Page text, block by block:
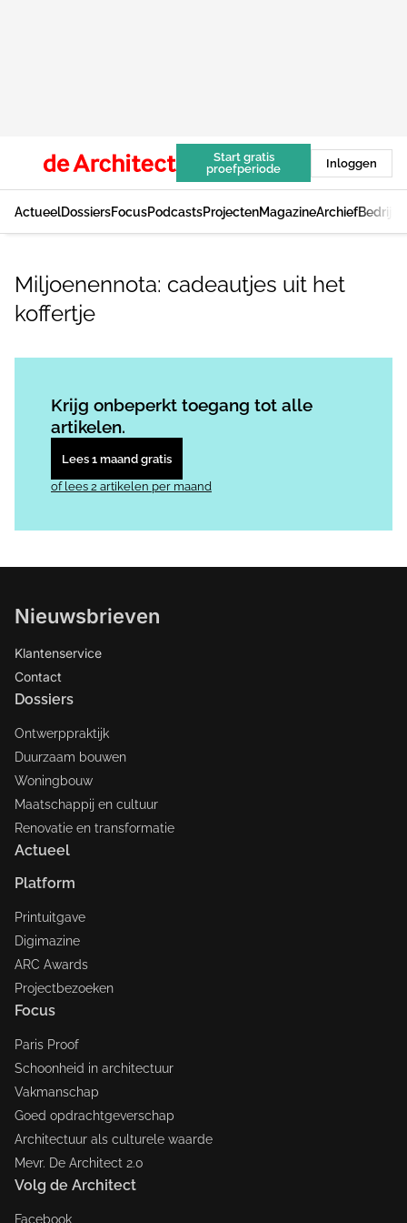
Start gratis
proefperiode
Inloggen
ActueelDossiersFocusPodcastsProjectenMagazineArchief
Miljoenennota: cadeautjes uit het
koffertje
Krijg onbeperkt toegang tot alle
artikelen.
Lees 1 maand gratis
of lees 2 artikelen per maand
Nieuwsbrieven
Klantenservice
Contact
Dossiers
Ontwerppraktijk
Duurzaam bouwen
Woningbouw
Maatschappij en cultuur
Renovatie en transformatie
Actueel
Platform
Printuitgave
Digimazine
ARC Awards
Projectbezoeken
Focus
Paris Proof
Schoonheid in architectuur
Vakmanschap
Goed opdrachtgeverschap
Architectuur als culturele waarde
Mevr. De Architect 2.0
Volg de Architect
Facebook